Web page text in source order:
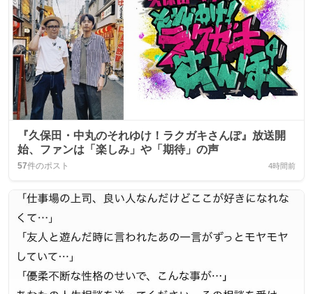
『久保田・中丸のそれゆけ！ラクガキさんぽ』放送開
始、ファンは「楽しみ」や「期待」の声
57件のポスト 4時間前